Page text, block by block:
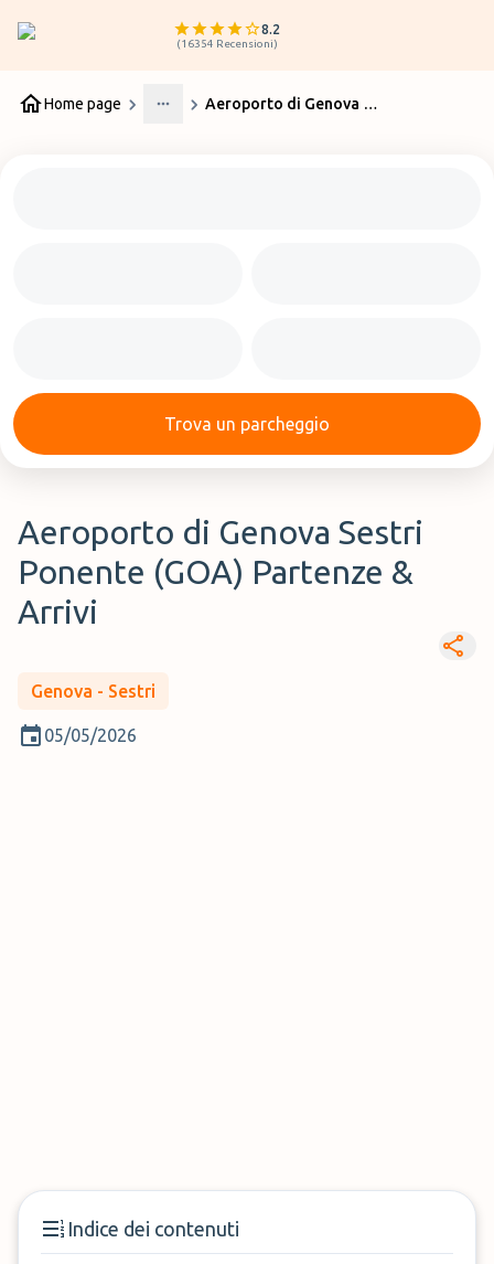
8.2
(16354 Recensioni)
Home page
More
Aeroporto di Genova Sestri Ponente (GOA) Partenze & Arrivi
Trova un parcheggio
Aeroporto di Genova Sestri
Ponente (GOA) Partenze &
Arrivi
Genova - Sestri
05/05/2026
Indice dei contenuti